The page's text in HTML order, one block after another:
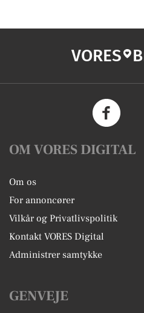
VORES
OM VORES DIGITAL
Om os
For annoncører
Vilkår og Privatlivspolitik
Kontakt VORES Digital
Administrer samtykke
GENVEJE